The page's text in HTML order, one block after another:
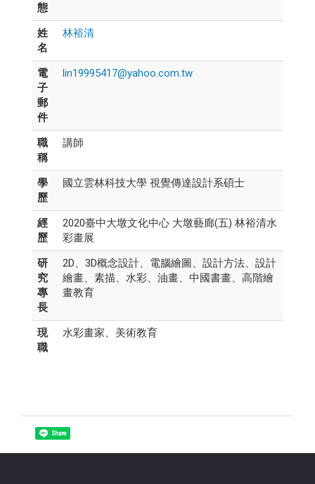
態
姓
名
林裕清
電
子
郵
件
lin19995417@yahoo.com.tw
職
稱
講師
學
歷
國立雲林科技大學 視覺傳達設計系碩士
經
歷
2020臺中大墩文化中心 大墩藝廊(五) 林裕清水
彩畫展
研
究
專
長
2D、3D概念設計、電腦繪圖、設計方法、設計
繪畫、素描、水彩、油畫、中國書畫、高階繪
畫教育
現
職
水彩畫家、美術教育
Share